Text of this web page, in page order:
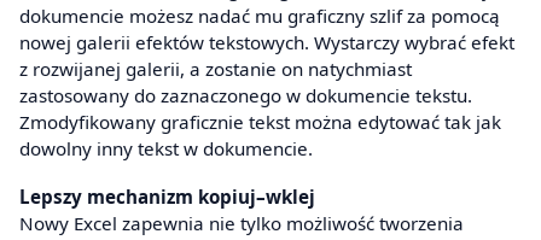
dokumencie możesz nadać mu graficzny szlif za pomocą
nowej galerii efektów tekstowych. Wystarczy wybrać efekt
z rozwijanej galerii, a zostanie on natychmiast
zastosowany do zaznaczonego w dokumencie tekstu.
Zmodyfikowany graficznie tekst można edytować tak jak
dowolny inny tekst w dokumencie.
Lepszy mechanizm kopiuj–wklej
Nowy Excel zapewnia nie tylko możliwość tworzenia